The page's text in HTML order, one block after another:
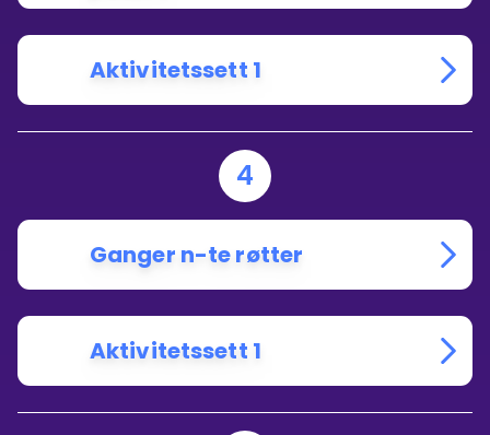
Aktivitetssett 1
4
Ganger n-te røtter
Aktivitetssett 1